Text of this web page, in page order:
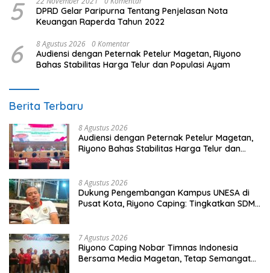
5
DPRD Gelar Paripurna Tentang Penjelasan Nota
Keuangan Raperda Tahun 2022
6 8 Agustus 2026 0 Komentar
Audiensi dengan Peternak Petelur Magetan, Riyono
Bahas Stabilitas Harga Telur dan Populasi Ayam
Berita Terbaru
8 Agustus 2026
Audiensi dengan Peternak Petelur Magetan,
Riyono Bahas Stabilitas Harga Telur dan
8 Agustus 2026
Dukung Pengembangan Kampus UNESA di
Pusat Kota, Riyono Caping: Tingkatkan SDM
7 Agustus 2026
Riyono Caping Nobar Timnas Indonesia
Bersama Media Magetan, Tetap Semangat